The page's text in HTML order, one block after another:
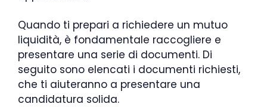
Quando ti prepari a richiedere un mutuo
liquidità, è fondamentale raccogliere e
presentare una serie di documenti. Di
seguito sono elencati i documenti richiesti,
che ti aiuteranno a presentare una
candidatura solida.